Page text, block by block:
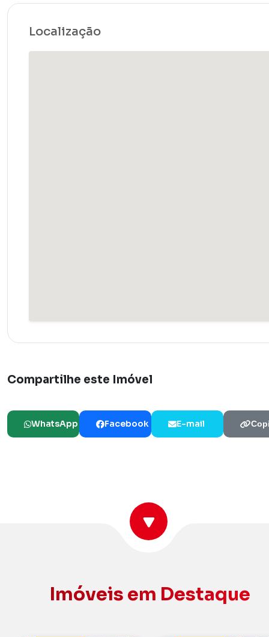
Localização
Compartilhe este Imóvel
WhatsApp Facebook E-mail
Imóveis em Destaque